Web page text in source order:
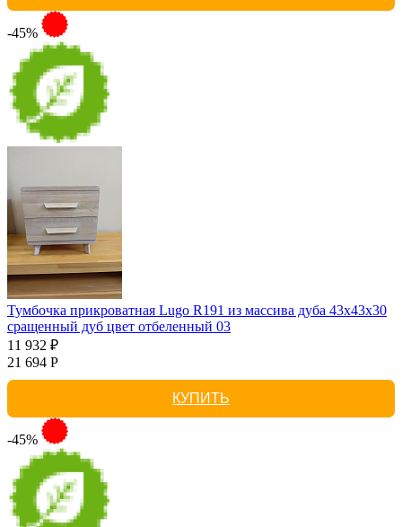
-45%
Тумбочка прикроватная Lugo R191 из массива дуба 43х43х30
сращенный дуб цвет отбеленный 03
11 932 ₽
21 694 Р
КУПИТЬ
-45%